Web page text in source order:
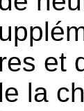
et
la